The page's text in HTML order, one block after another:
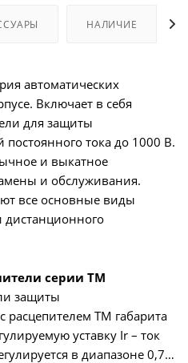
НАЛИЧИЕ
автоматических
Включает в себя
для защиты
постоянного тока до 1000 В.
и выкатное
и обслуживания.
все основные виды
дистанционного
серии TM
защиты
расцепителем TM габарита
уставку Ir – ток
в диапазоне 0,7…